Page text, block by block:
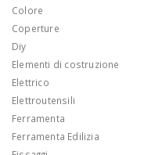
Colore
Coperture
Diy
Elementi di costruzione
Elettrico
Elettroutensili
Ferramenta
Ferramenta Edilizia